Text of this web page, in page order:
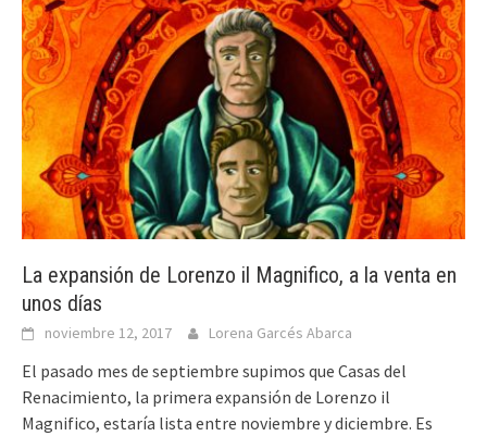
La expansión de Lorenzo il Magnifico, a la venta en
unos días
noviembre 12, 2017 Lorena Garcés Abarca
El pasado mes de septiembre supimos que Casas del
Renacimiento, la primera expansión de Lorenzo il
Magnifico, estaría lista entre noviembre y diciembre. Es